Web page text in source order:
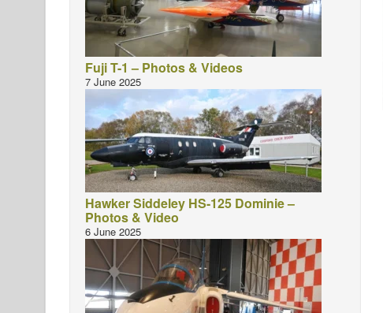
Fuji T-1 – Photos & Videos
7 June 2025
Hawker Siddeley HS-125 Dominie –
Photos & Video
6 June 2025